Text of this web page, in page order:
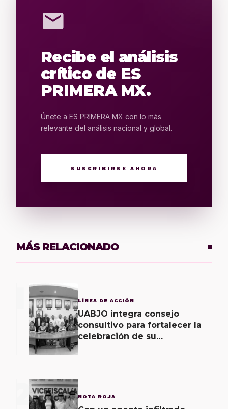
mail
Recibe el análisis
crítico de ES
PRIMERA MX.
Únete a ES PRIMERA MX con lo más
relevante del análisis nacional y global.
SUSCRIBIRSE AHORA
MÁS RELACIONADO
LÍNEA DE ACCIÓN
UABJO integra consejo
consultivo para fortalecer la
celebración de su
2 NOTA ROJA